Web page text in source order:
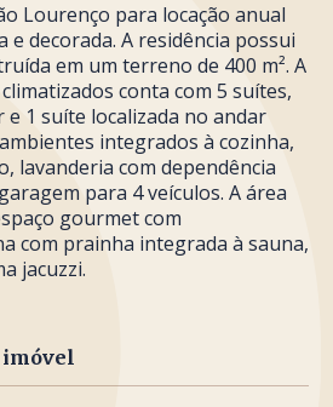
Lourenço para locação anual
decorada. A residência possui
em um terreno de 400 m². A
conta com 5 suítes,
1 suíte localizada no andar
integrados à cozinha,
lavanderia com dependência
para 4 veículos. A área
gourmet com
com prainha integrada à sauna,
jacuzzi.
imóvel